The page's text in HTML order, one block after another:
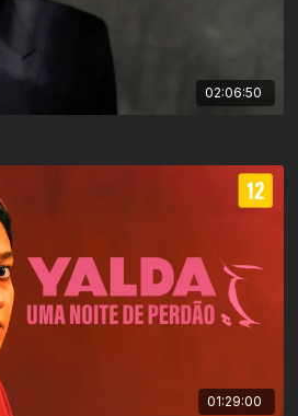
02:06:50
01:29:00